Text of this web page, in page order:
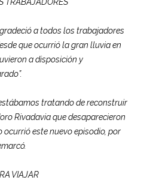
a todos los trabajadores
que ocurrió la gran lluvia en
a disposición y
tratando de reconstruir
Rivadavia que desaparecieron
este nuevo episodio, por
VIAJAR